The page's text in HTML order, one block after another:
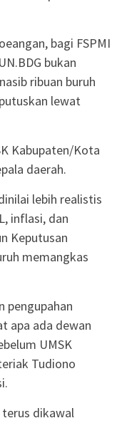
bagi FSPMI
bukan
ribuan buruh
lewat
Kabupaten/Kota
daerah.
lebih realistis
inflasi, dan
Keputusan
memangkas
pengupahan
apa ada dewan
UMSK
Tudiono
terus dikawal